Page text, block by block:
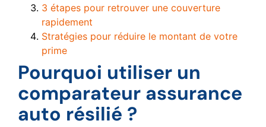
3 étapes pour retrouver une couverture
rapidement
Stratégies pour réduire le montant de votre
prime
Pourquoi utiliser un
comparateur assurance
auto résilié ?